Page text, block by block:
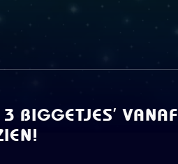
BIGGETJES’ VANAF